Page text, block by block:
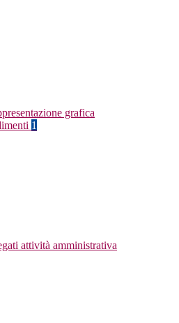
grafica
1
attività amministrativa